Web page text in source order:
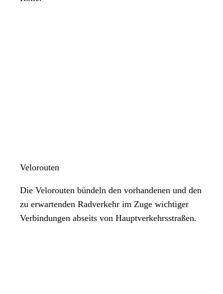
Velorouten
Die Velorouten bündeln den vorhandenen und den
zu erwartenden Radverkehr im Zuge wichtiger
Verbindungen abseits von Hauptverkehrsstraßen.